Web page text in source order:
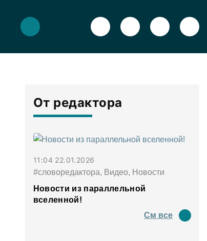
От редактора
11:04 22.01.2026
#словоредактора, Видео, Новости
Новости из параллельной
вселенной!
См все